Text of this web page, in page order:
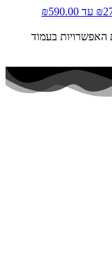
האפשרויות בעמוד